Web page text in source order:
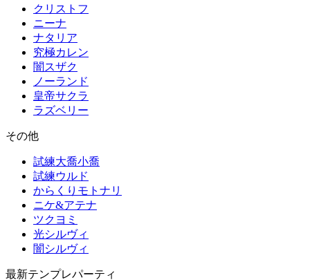
クリストフ
ニーナ
ナタリア
究極カレン
闇スザク
ノーランド
皇帝サクラ
ラズベリー
その他
試練大喬小喬
試練ウルド
からくりモトナリ
ニケ&アテナ
ツクヨミ
光シルヴィ
闇シルヴィ
最新テンプレパーティ